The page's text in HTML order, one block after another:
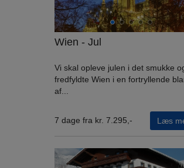
Wien - Jul
Vi skal opleve julen i det smukke
fredfyldte Wien i en fortryllende
af...
7 dage fra kr. 7.295,- Læs